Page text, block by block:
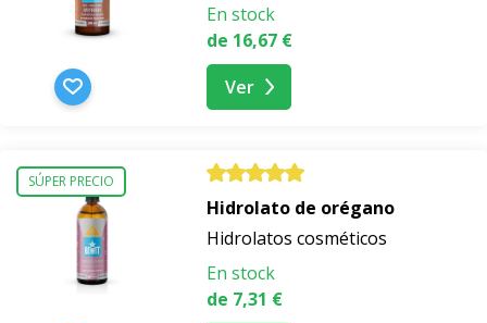
En stock
de 16,67 €
Ver
SÚPER PRECIO
Hidrolato de orégano
Hidrolatos cosméticos
En stock
de 7,31 €